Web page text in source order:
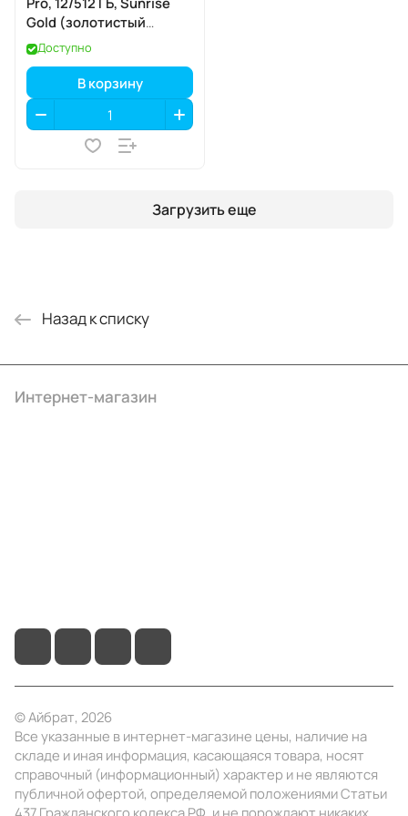
Gold (золотистый
рассвет)
Доступно
В корзину
Загрузить еще
Назад к списку
Интернет-магазин
© Айбрат, 2026
Все указанные в интернет-магазине цены, наличие на
складе и иная информация, касающаяся товара, носят
справочный (информационный) характер и не являются
публичной офертой, определяемой положениями Статьи